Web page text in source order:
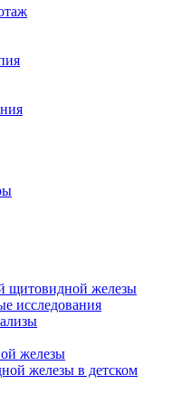
щитовидной железы
исследования
железы
железы в детском